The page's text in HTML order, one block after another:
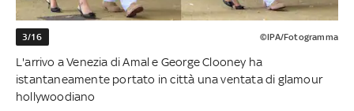
3/16 ©IPA/Fotogramma
L'arrivo a Venezia di Amal e George Clooney ha
istantaneamente portato in città una ventata di glamour
hollywoodiano